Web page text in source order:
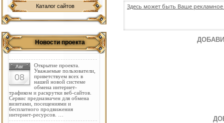
Каталог сайтов
Новости проекта
Авг
08
Открытие проекта.
Уважаемые пользователи,
приветствуем всех в
нашей новой системе
обмена интернет-
трафиком и раскрутки веб-сайтов.
Сервис предназначен для обмена
визитами, посещениями и
бесплатного продвижения
интернет-ресурсов. …
Здесь может быть Ваше